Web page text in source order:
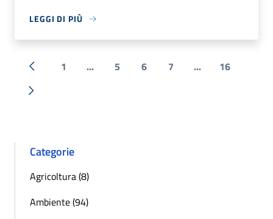
LEGGI DI PIÙ
« Precedente
1 ... 5 6 7 ... 16
Successiva »
Categorie
Agricoltura (8)
Ambiente (94)